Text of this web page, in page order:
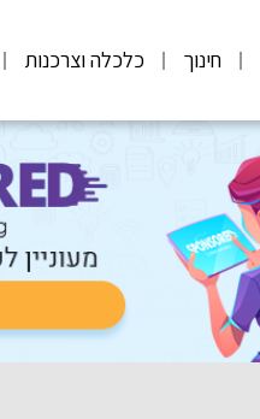
חינוך כלכלה וצרכנות